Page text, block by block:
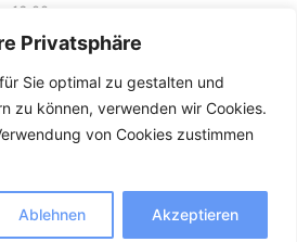
Privatsphäre
Sie optimal zu gestalten und
zu können, verwenden wir Cookies.
von Cookies zustimmen
Ablehnen Akzeptieren
16:00
Impressum